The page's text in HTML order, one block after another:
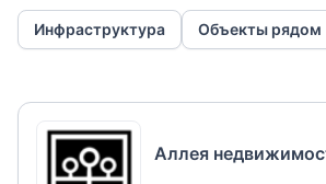
Инфраструктура Объекты рядом
Аллея